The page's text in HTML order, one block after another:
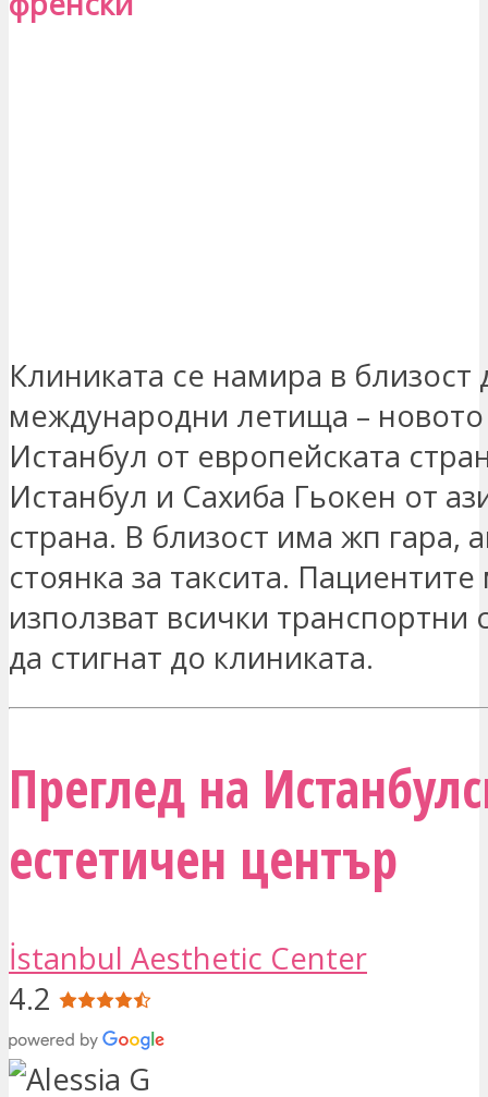
Клиниката се намира в близост
международни летища –
Истанбул от европейската
Истанбул и Сахиба Гьокен от
страна. В близост има жп гара,
стоянка за таксита. Пациентите
използват всички транспортни
да стигнат до клиниката.
Преглед на
естетичен център
İstanbul Aesthetic Center
4.2